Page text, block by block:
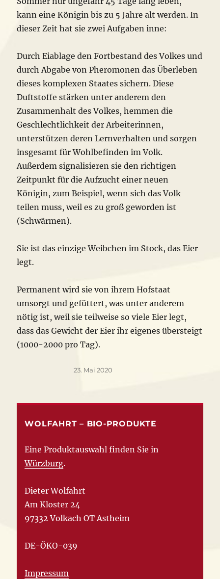
kann eine Königin bis zu 5 Jahre alt werden. In
dieser Zeit hat sie zwei Aufgaben inne:
Durch Eiablage den Fortbestand des Volkes und
durch Abgabe von Pheromonen das Überleben
dieses komplexen Staates sichern. Diese
Duftstoffe stärken unter anderem den
Zusammenhalt des Volkes, hemmen die
Geschlechtlichkeit der Arbeiterinnen,
unterstützen deren Lernverhalten und sorgen
insgesamt für Wohlbefinden im Volk.
Außerdem signalisieren sie den richtigen
Zeitpunkt für die Aufzucht einer neuen
Königin, zum Beispiel, wenn sich das Volk
teilen muss, weil es zu groß geworden ist
(Schwärmen).
Sie ist das einzige Weibchen im Stock, das Eier
legt.
Permanent wird sie von ihrem Hofstaat
umsorgt und gefüttert, was unter anderem
nötig ist, weil sie teilweise so viele Eier legt,
dass das Gewicht der Eier ihr eigenes übersteigt
(1000-2000 pro Tag).
Veröffentlicht
23. Mai 2020
WOLFAHRT – BIO-PRODUKTE
Eine Produktauswahl finden Sie in
Würzburg.
Dieter Wolfahrt
Am Kloster 24
97332 Volkach OT Astheim
DE-ÖKO-039
Impressum